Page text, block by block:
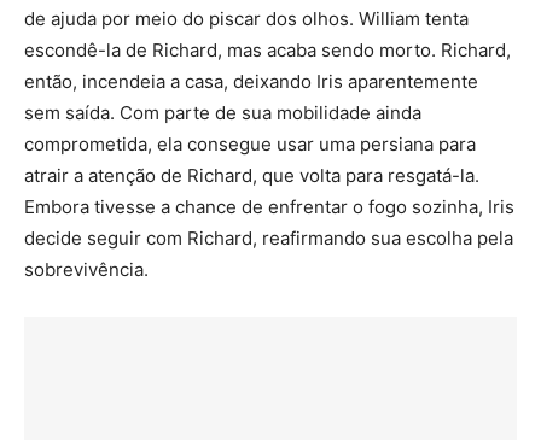
de ajuda por meio do piscar dos olhos. William tenta
escondê-la de Richard, mas acaba sendo morto. Richard,
então, incendeia a casa, deixando Iris aparentemente
sem saída. Com parte de sua mobilidade ainda
comprometida, ela consegue usar uma persiana para
atrair a atenção de Richard, que volta para resgatá-la.
Embora tivesse a chance de enfrentar o fogo sozinha, Iris
decide seguir com Richard, reafirmando sua escolha pela
sobrevivência.